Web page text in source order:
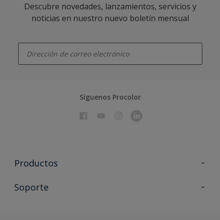
Descubre novedades, lanzamientos, servicios y
noticias en nuestro nuevo boletín mensual
Síguenos Procolor
Productos
Todos los productos
Soporte